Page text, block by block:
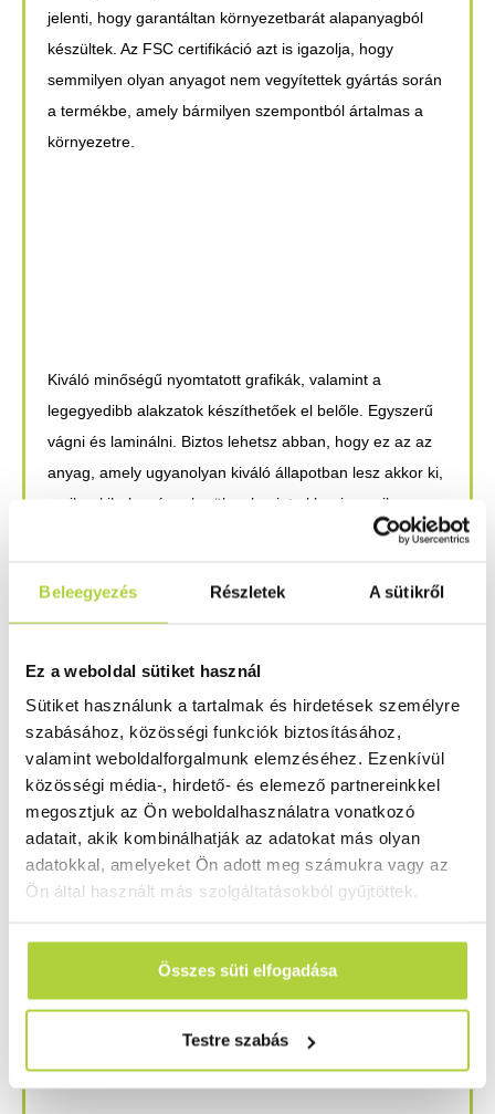
Beleegyezés Részletek A sütikről
Ez a weboldal sütiket használ
Sütiket használunk a tartalmak és hirdetések személyre
szabásához, közösségi funkciók biztosításához,
valamint weboldalforgalmunk elemzéséhez. Ezenkívül
közösségi média-, hirdető- és elemező partnereinkkel
megosztjuk az Ön weboldalhasználatra vonatkozó
adatait, akik kombinálhatják az adatokat más olyan
adatokkal, amelyeket Ön adott meg számukra vagy az
Ön által használt más szolgáltatásokból gyűjtöttek.
Összes süti elfogadása
Testre szabás
jelenti, hogy garantáltan környezetbarát alapanyagból
készültek. Az FSC certifikáció azt is igazolja, hogy
semmilyen olyan anyagot nem vegyítettek gyártás során
a termékbe, amely bármilyen szempontból ártalmas a
környezetre.
Kiváló minőségű nyomtatott grafikák, valamint a
legegyedibb alakzatok készíthetőek el belőle. Egyszerű
vágni és laminálni. Biztos lehetsz abban, hogy ez az az
anyag, amely ugyanolyan kiváló állapotban lesz akkor ki,
amikor kihelyezésre kerül, valamint akkor is, amikor
POP/POS, kiakasztott reklámtáblának, nyomtatott fotó
ELŐZŐ CIKK
Extra könnyű súly, nagyfokú ellenállás!
KÖVETKEZŐ CIKK
Kérdése van? Szívesen segítünk!
szolgáltatásainkkal kapcsolatban, akkor forduljon
hozzánk bizalommal. Szakértő kollégáink a lehető
leghamarabb felveszik majd önnel a kapcsolatot.